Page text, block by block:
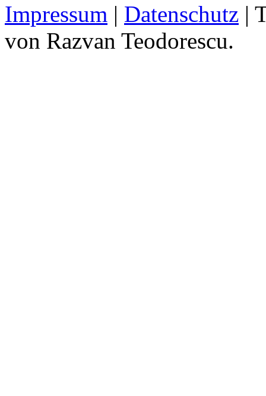
Impressum | Datenschutz |
von Razvan Teodorescu.